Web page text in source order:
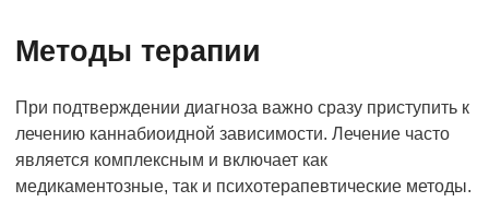
Методы терапии
При подтверждении диагноза важно сразу приступить к
лечению каннабиоидной зависимости. Лечение часто
является комплексным и включает как
медикаментозные, так и психотерапевтические методы.